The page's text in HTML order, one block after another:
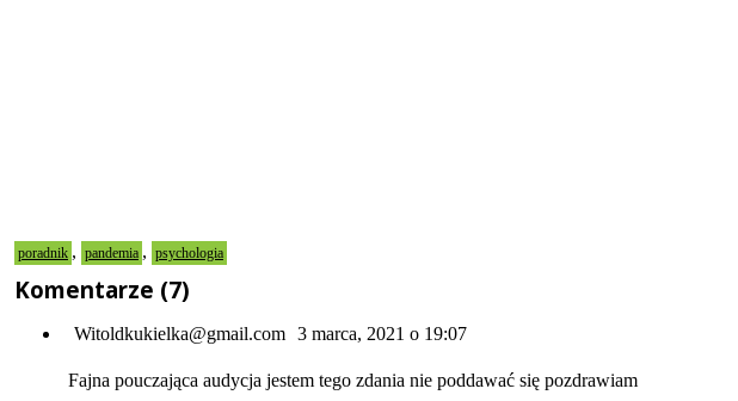
poradnik , pandemia , psychologia
Komentarze (7)
Witoldkukielka@gmail.com 3 marca, 2021 o 19:07
Fajna pouczająca audycja jestem tego zdania nie poddawać się pozdrawiam